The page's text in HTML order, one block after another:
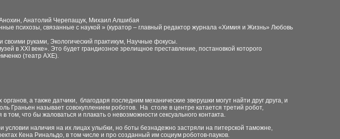
Анатолий Черепащук, Михаил Алшибая
психозы, связанные с наукой » (куратор – главный редактор журнала «Химия и Жизнь» Любовь
руками, Экологический практикум, Научные фокусы.
в XXI веке». Это будет грандиозное зрелищное преставление, постановкой которого
(театр АХЕ).
а также датчики, благодаря последним механические зверушки могут найти друг друга, и
Граньен называет совокуплением роботов. На столе в центре катается третий робот,
что бы жаловаться и плакать о невозможности сексуального контакта.
наличия на их лицах улыбки, но боты безнадежно застряли на питерской таможне,
Кена Ринальдо, в том числе и про созданный им социум роботов-пауков.